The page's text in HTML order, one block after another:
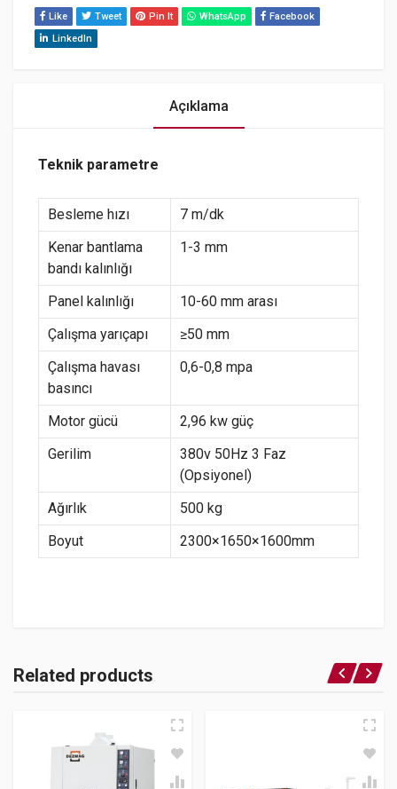
Like Tweet Pin It WhatsApp
Facebook
LinkedIn
Açıklama
Teknik parametre
Besleme hızı
7 m/dk
Kenar bantlama
bandı kalınlığı
1-3 mm
Panel kalınlığı
10-60 mm arası
Çalışma yarıçapı
≥50 mm
Çalışma havası
basıncı
0,6-0,8 mpa
Motor gücü
2,96 kw güç
Gerilim
380v 50Hz 3 Faz
(Opsiyonel)
Ağırlık
500 kg
Boyut
2300×1650×1600mm
Related products